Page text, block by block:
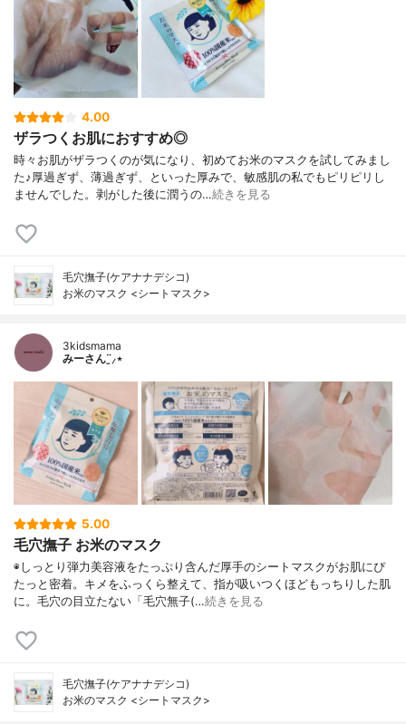
4.00
ザラつくお肌におすすめ◎
時々お肌がザラつくのが気になり、初めてお米のマスクを試してみまし
た♪厚過ぎず、薄過ぎず、といった厚みで、敏感肌の私でもピリピリし
ませんでした。剥がした後に潤うの…続きを見る
毛穴撫子(ケアナナデシコ)
お米のマスク <シートマスク>
3kidsmama
みーさん¨̮⸝⋆
5.00
毛穴撫子 お米のマスク
◉しっとり弾力美容液をたっぷり含んだ厚手のシートマスクがお肌にぴ
たっと密着。キメをふっくら整えて、指が吸いつくほどもっちりした肌
に。毛穴の目立たない「毛穴無子(…続きを見る
毛穴撫子(ケアナナデシコ)
お米のマスク <シートマスク>